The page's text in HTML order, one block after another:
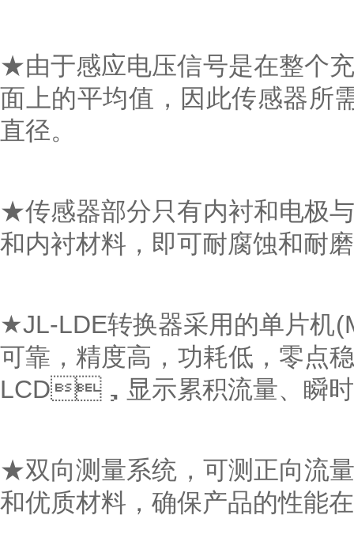
★由于感应电压信号是在整个充
面上的平均值，因此传感器
直径。
★传感器部分只有内衬和电极与
和内衬材料，即可耐腐蚀和耐磨
★JL-LDE转换器采用的单片机
可靠，精度高，功耗低，
LCD，显示累积流量、瞬时流量
★双向测量系统，可测正向流量
和优质材料，确保产品的性能